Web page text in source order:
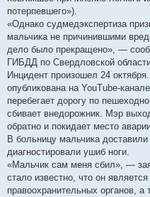
потерпевшего»).
«Однако судмедэкспертиза
мальчика не причинившими
дело было прекращено», —
ГИБДД по Свердловской
Инцидент произошел 24
опубликована на YouTube-
перебегает дорогу по
сбивает внедорожник. Мэр
обратно и покидает место
В больницу мальчика
диагностировали ушиб ноги.
«Мальчик сам меня сбил», —
стало известно, что он
правоохранительных органов,